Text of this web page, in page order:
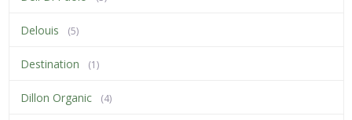
Delouis (5)
Destination (1)
Dillon Organic (4)